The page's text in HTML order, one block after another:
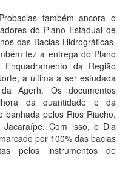
também ancora o
do Plano Estadual de
das Bacias Hidrográficas.
fez a entrega do Plano
da Região
a última a ser estudada
Agerh. Os documentos
da quantidade e da
pelos Rios Riacho,
Com isso, o Dia
por 100% das bacias
pelos instrumentos de